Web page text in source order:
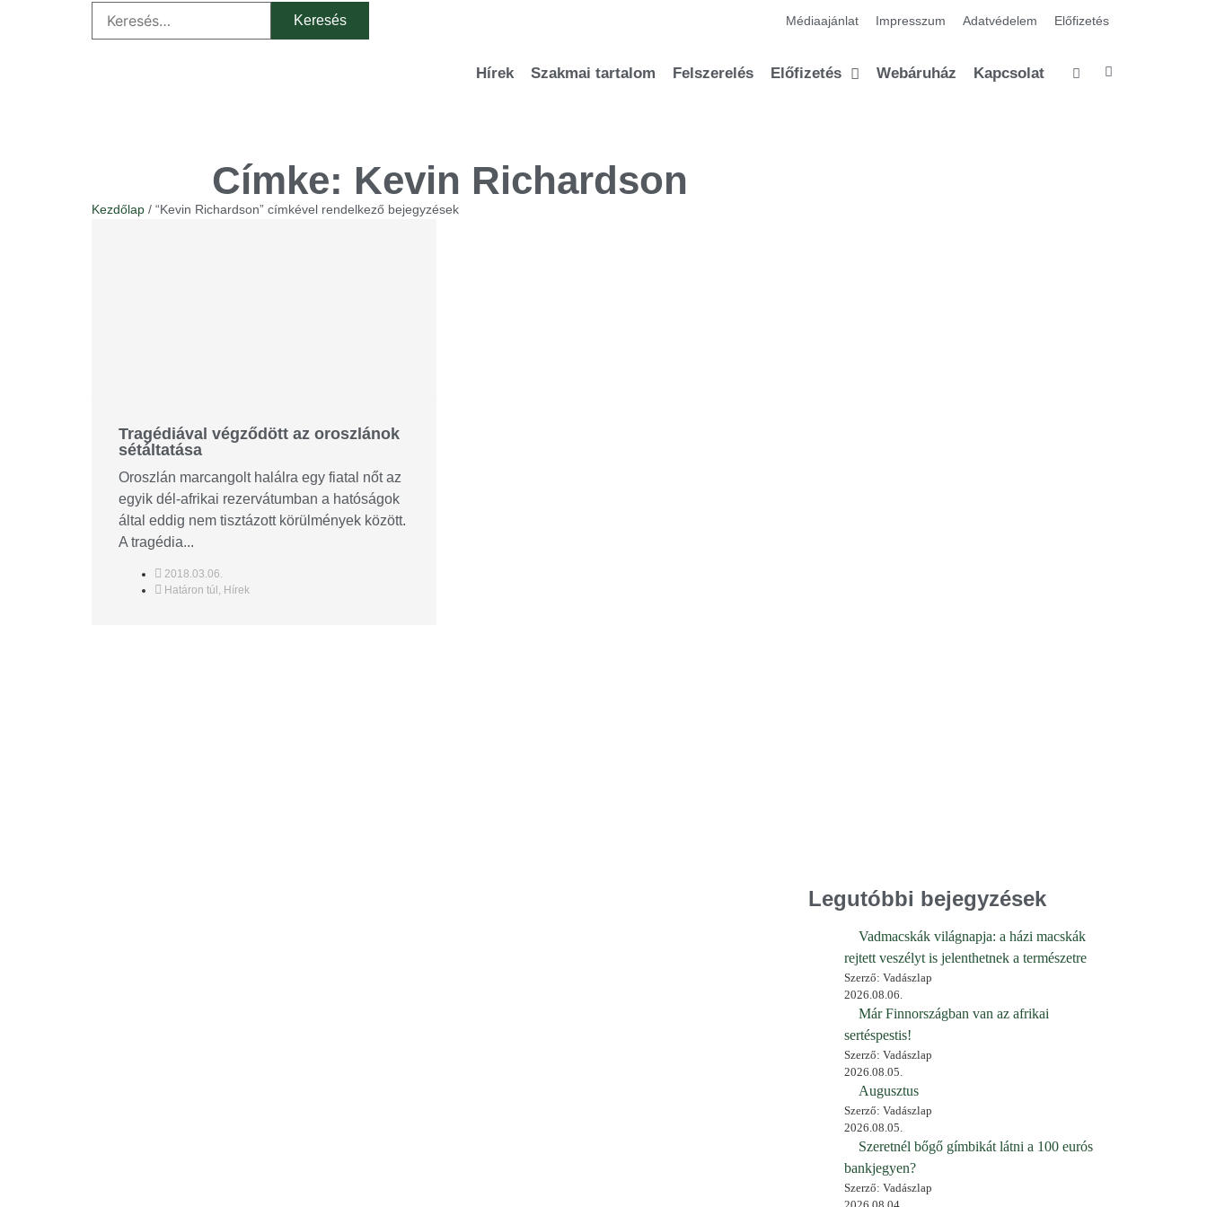
Médiaajánlat Impresszum Adatvédelem Előfizetés
Hírek Szakmai tartalom Felszerelés Előfizetés Webáruház Kapcsolat
Címke: Kevin Richardson
Kezdőlap / “Kevin Richardson” címkével rendelkező bejegyzések
Tragédiával végződött az oroszlánok
sétáltatása
Oroszlán marcangolt halálra egy fiatal nőt az
egyik dél-afrikai rezervátumban a hatóságok
által eddig nem tisztázott körülmények között.
A tragédia...
2018.03.06.
Határon túl , Hírek
Legutóbbi bejegyzések
Vadmacskák világnapja: a házi macskák
rejtett veszélyt is jelenthetnek a természetre
Szerző: Vadászlap
2026.08.06.
Már Finnországban van az afrikai
sertéspestis!
Szerző: Vadászlap
2026.08.05.
Augusztus
Szerző: Vadászlap
2026.08.05.
Szeretnél bőgő gímbikát látni a 100 eurós
bankjegyen?
Szerző: Vadászlap